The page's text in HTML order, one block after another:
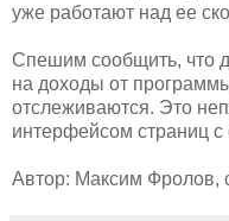
уже работают над ее
Спешим сообщить, что
на доходы от
отслеживаются. Это
интерфейсом страниц с
Автор: Максим Фролов,